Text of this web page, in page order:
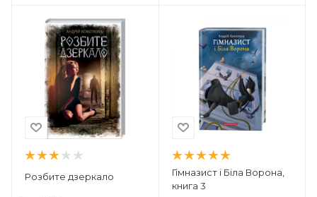
Розбите дзеркало
Гімназист і Біла Ворона,
книга 3